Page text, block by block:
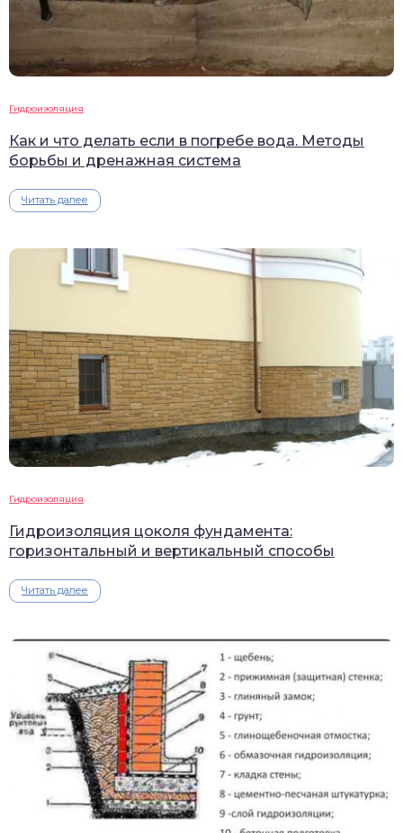
Гидроизоляция
Как и что делать если в погребе вода. Методы
борьбы и дренажная система
Читать далее
Гидроизоляция
Гидроизоляция цоколя фундамента:
горизонтальный и вертикальный способы
Читать далее